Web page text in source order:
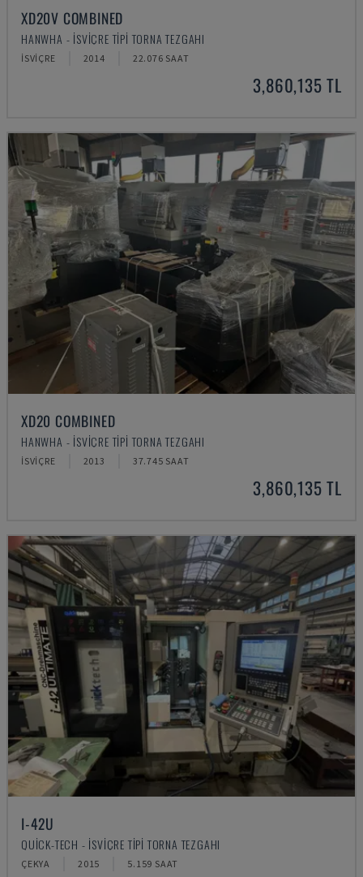
XD20V COMBINED
HANWHA - İSVIÇRE TIPI TORNA TEZGAHI
İSVIÇRE 2014 22.076 SAAT
3,860,135 TL
XD20 COMBINED
HANWHA - İSVIÇRE TIPI TORNA TEZGAHI
İSVIÇRE 2013 37.745 SAAT
3,860,135 TL
I-42U
QUICK-TECH - İSVIÇRE TIPI TORNA TEZGAHI
ÇEKYA 2015 5.159 SAAT